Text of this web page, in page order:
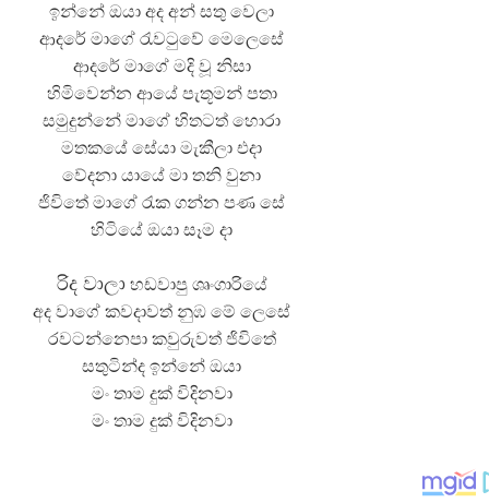
ඉන්නේ ඔයා අද අන් සතු වෙලා
ආදරේ මාගේ රැවටුවේ මෙලෙසේ
ආදරේ මාගේ මදි වූ නිසා
හිමිවෙන්න ආයේ පැතූමන් පතා
සමුදුන්නේ මාගේ හිතටත් හොරා
මතකයේ සේයා මැකීලා එදා
වේදනා යායේ මා තනි වුනා
ජිවිතේ මාගේ රැක ගන්න පණ සේ
හිටියේ ඔයා සෑම දා
රිද වාලාහඩවාපු ශෘංගාරියේ
අද වාගේ කවදාවත් නුඹ මේ ලෙසේ
රවටන්නෙපා කවුරුවත් ජිවිතේ
සතුටින්ද ඉන්නේ ඔයා
මං තාම දුක් විදිනවා
මං තාම දුක් විදිනවා